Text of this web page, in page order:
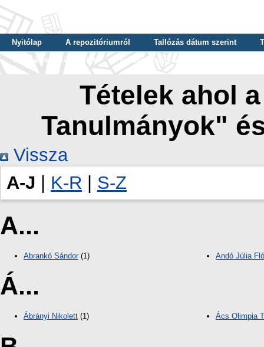
Nyitólap A repozitóriumról Tallózás dátum szerint
Tallózás szerző szerint
Tallózás nyelv szerint
Tételek ahol
Tanulmányok"
Vissza
A-J
K-R S-Z
A...
Abrankó Sándor(1) Andó Júlia
Á...
Ábrányi Nikolett (1) Ács Olimpia